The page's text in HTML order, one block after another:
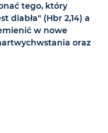
tego, który
diabła" (Hbr 2,14) a
w nowe
oraz